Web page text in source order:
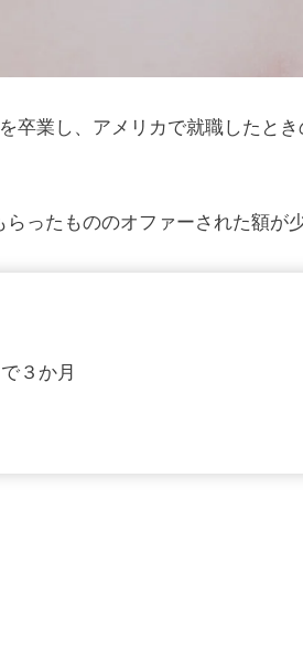
卒業し、アメリカで就職したと
ったもののオファーされた額が
３か月